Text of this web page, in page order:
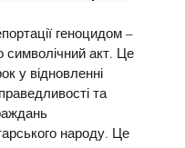
геноцидом –
символічний акт. Це
у відновленні
та
народу. Це